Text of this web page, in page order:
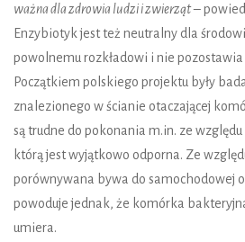
ważna dla zdrowia ludzi i zwierząt–
Enzybiotyk jest też neutralny dla
powolnemu rozkładowi i nie
Początkiem polskiego projektu były
znalezionego w ścianie otaczającej
są trudne do pokonania m.in. ze
którą jest wyjątkowo odporna. Ze
porównywana bywa do samochodowej
powoduje jednak, że komórka
umiera.